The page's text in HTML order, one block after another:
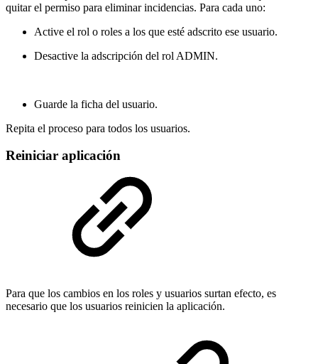
quitar el permiso para eliminar incidencias. Para cada uno:
Active el rol o roles a los que esté adscrito ese usuario.
Desactive la adscripción del rol ADMIN.
Guarde la ficha del usuario.
Repita el proceso para todos los usuarios.
Reiniciar aplicación
Para que los cambios en los roles y usuarios surtan efecto, es
necesario que los usuarios reinicien la aplicación.